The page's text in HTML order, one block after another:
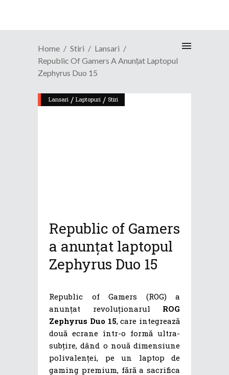
Home Stiri
Lansari
Republic Of Gamers A Anunțat Laptopul
Zephyrus Duo 15
Lansari / Laptopuri / Stiri
Republic of Gamers
a anunțat laptopul
Zephyrus Duo 15
Republic of Gamers (ROG) a
anunțat revoluționarul ROG
Zephyrus Duo 15, care integrează
două ecrane într-o formă ultra-
subțire, dând o nouă dimensiune
polivalenței, pe un laptop de
gaming premium, fără a sacrifica